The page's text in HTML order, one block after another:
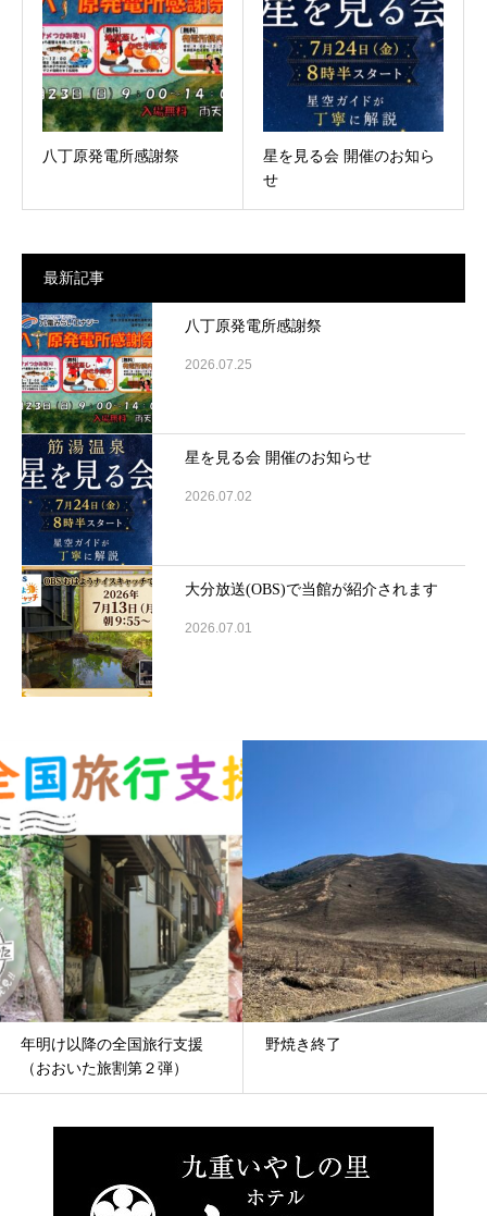
八丁原発電所感謝祭
星を見る会 開催のお知ら
せ
最新記事
八丁原発電所感謝祭
2026.07.25
星を見る会 開催のお知らせ
2026.07.02
大分放送(OBS)で当館が紹介されます
2026.07.01
年明け以降の全国旅行支援
（おおいた旅割第２弾）
野焼き終了